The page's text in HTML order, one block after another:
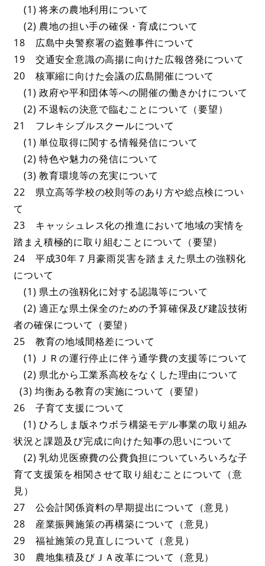
(1) 将来の農地利用について
(2) 農地の担い手の確保・育成について
18 広島中央警察署の盗難事件について
19 交通安全意識の高揚に向けた広報啓発について
20 核軍縮に向けた会議の広島開催について
(1) 政府や平和団体等への開催の働きかけについて
(2) 不退転の決意で臨むことについて（要望）
21 フレキシブルスクールについて
(1) 単位取得に関する情報発信について
(2) 特色や魅力の発信について
(3) 教育環境等の充実について
22 県立高等学校の校則等のあり方や総点検につい
て
23 キャッシュレス化の推進において地域の実情を
踏まえ積極的に取り組むことについて（要望）
24 平成30年７月豪雨災害を踏まえた県土の強靱化
について
(1) 県土の強靱化に対する認識等について
(2) 適正な県土保全のための予算確保及び建設技術
者の確保について（要望）
25 教育の地域間格差について
(1) ＪＲの運行停止に伴う通学費の支援等について
(2) 県北から工業系高校をなくした理由について
(3) 均衡ある教育の実施について（要望）
26 子育て支援について
(1) ひろしま版ネウボラ構築モデル事業の取り組み
状況と課題及び完成に向けた知事の思いについて
(2) 乳幼児医療費の公費負担についていろいろな子
育て支援策を相関させて取り組むことについて（意
見）
27 公会計関係資料の早期提出について（意見）
28 産業振興施策の再構築について（意見）
29 福祉施策の見直しについて（意見）
30 農地集積及びＪＡ改革について（意見）